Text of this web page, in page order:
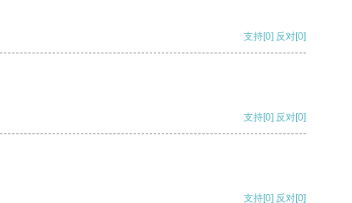
支持[0] 反对[0]
支持[0] 反对[0]
支持[0] 反对[0]